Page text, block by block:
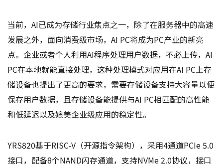
当前，AI已成为存储行业焦点之一，除了在服务器中的高速
发展之外，面向消费级市场，AI PC将成为PC产业的新亮
点。企业或者个人利用AI程序处理用户数据，不必上传，AI
PC在本地就能直接处理，这种处理模式对应用在AI PC上存
储设备也提出了更高的要求，需要存储设备支持大容量以便
保存用户数据，且存储设备能提供与AI PC相匹配的高性能
和低延迟以及媲美企业级应用的稳定性。
YRS820基于RISC-V（开源指令架构），采用4通道PCIe 5.0
接口，配备8个NAND闪存通道，支持NVMe 2.0协议，接口